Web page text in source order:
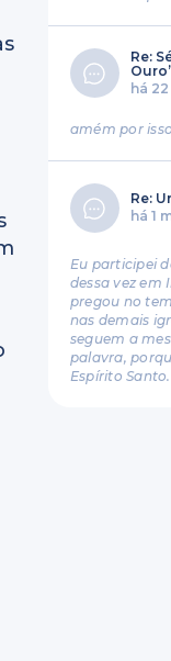
Re:
há
amém por isso
Re:
há 1
Eu participei
dessa vez em
pregou no
nas demais
seguem a
palavra,
Espírito